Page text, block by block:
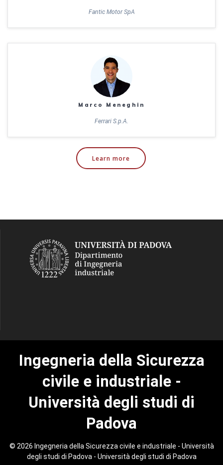
Fantic Motor SpA
Marco Meneghin
Ferrari S.p.A.
Learn more
Ingegneria della Sicurezza
civile e industriale -
Università degli studi di
Padova
© 2026 Ingegneria della Sicurezza civile e industriale - Università
degli studi di Padova - Università degli studi di Padova